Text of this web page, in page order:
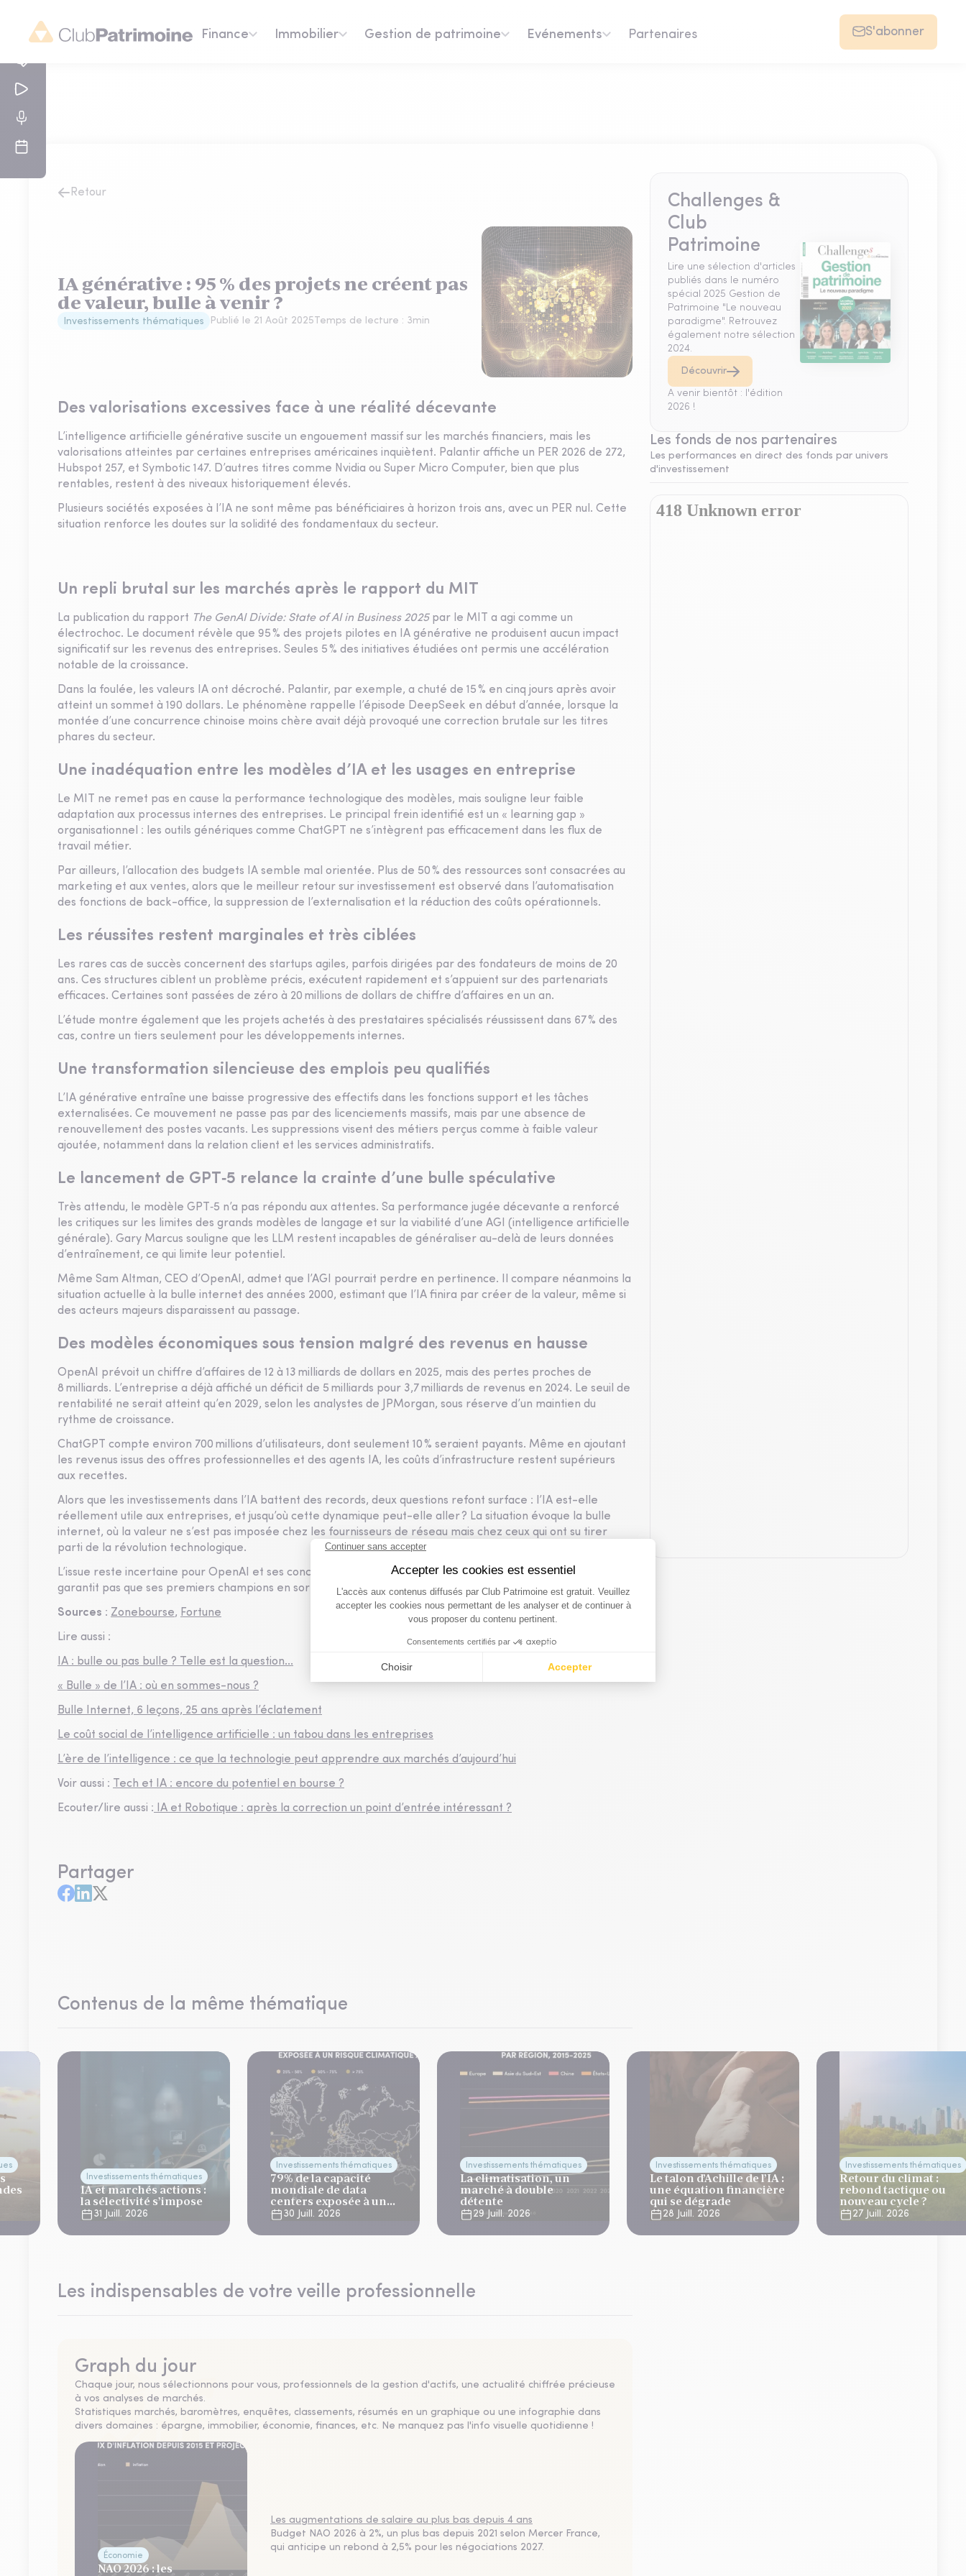
Finance Immobilier Gestion de patrimoine Evénements Partenaires S'abonner
Retour
IA générative : 95 % des projets ne créent pas
de valeur, bulle à venir ?
Investissements thématiques Publié le 21 Août 2025Temps de lecture : 3min
Des valorisations excessives face à une réalité décevante
L’intelligence artificielle générative suscite un engouement massif sur les marchés financiers, mais les
valorisations atteintes par certaines entreprises américaines inquiètent. Palantir affiche un PER 2026 de 272,
Hubspot 257, et Symbotic 147. D’autres titres comme Nvidia ou Super Micro Computer, bien que plus
rentables, restent à des niveaux historiquement élevés.
Plusieurs sociétés exposées à l’IA ne sont même pas bénéficiaires à horizon trois ans, avec un PER nul. Cette
situation renforce les doutes sur la solidité des fondamentaux du secteur.
Un repli brutal sur les marchés après le rapport du MIT
La publication du rapport The GenAI Divide: State of AI in Business 2025par le MIT a agi comme un
électrochoc. Le document révèle que 95 % des projets pilotes en IA générative ne produisent aucun impact
significatif sur les revenus des entreprises. Seules 5 % des initiatives étudiées ont permis une accélération
notable de la croissance.
Dans la foulée, les valeurs IA ont décroché. Palantir, par exemple, a chuté de 15 % en cinq jours après avoir
atteint un sommet à 190 dollars. Le phénomène rappelle l’épisode DeepSeek en début d’année, lorsque la
montée d’une concurrence chinoise moins chère avait déjà provoqué une correction brutale sur les titres
phares du secteur.
Une inadéquation entre les modèles d’IA et les usages en entreprise
Le MIT ne remet pas en cause la performance technologique des modèles, mais souligne leur faible
adaptation aux processus internes des entreprises. Le principal frein identifié est un « learning gap »
organisationnel : les outils génériques comme ChatGPT ne s’intègrent pas efficacement dans les flux de
travail métier.
Par ailleurs, l’allocation des budgets IA semble mal orientée. Plus de 50 % des ressources sont consacrées au
marketing et aux ventes, alors que le meilleur retour sur investissement est observé dans l’automatisation
des fonctions de back-office, la suppression de l’externalisation et la réduction des coûts opérationnels.
Les réussites restent marginales et très ciblées
Les rares cas de succès concernent des startups agiles, parfois dirigées par des fondateurs de moins de 20
ans. Ces structures ciblent un problème précis, exécutent rapidement et s’appuient sur des partenariats
efficaces. Certaines sont passées de zéro à 20 millions de dollars de chiffre d’affaires en un an.
L’étude montre également que les projets achetés à des prestataires spécialisés réussissent dans 67 % des
cas, contre un tiers seulement pour les développements internes.
Une transformation silencieuse des emplois peu qualifiés
L’IA générative entraîne une baisse progressive des effectifs dans les fonctions support et les tâches
externalisées. Ce mouvement ne passe pas par des licenciements massifs, mais par une absence de
renouvellement des postes vacants. Les suppressions visent des métiers perçus comme à faible valeur
ajoutée, notamment dans la relation client et les services administratifs.
Le lancement de GPT‑5 relance la crainte d’une bulle spéculative
Très attendu, le modèle GPT‑5 n’a pas répondu aux attentes. Sa performance jugée décevante a renforcé
les critiques sur les limites des grands modèles de langage et sur la viabilité d’une AGI (intelligence artificielle
générale). Gary Marcus souligne que les LLM restent incapables de généraliser au-delà de leurs données
d’entraînement, ce qui limite leur potentiel.
Même Sam Altman, CEO d’OpenAI, admet que l’AGI pourrait perdre en pertinence. Il compare néanmoins la
situation actuelle à la bulle internet des années 2000, estimant que l’IA finira par créer de la valeur, même si
des acteurs majeurs disparaissent au passage.
Des modèles économiques sous tension malgré des revenus en hausse
OpenAI prévoit un chiffre d’affaires de 12 à 13 milliards de dollars en 2025, mais des pertes proches de
8 milliards. L’entreprise a déjà affiché un déficit de 5 milliards pour 3,7 milliards de revenus en 2024. Le seuil de
rentabilité ne serait atteint qu’en 2029, selon les analystes de JPMorgan, sous réserve d’un maintien du
rythme de croissance.
ChatGPT compte environ 700 millions d’utilisateurs, dont seulement 10 % seraient payants. Même en ajoutant
les revenus issus des offres professionnelles et des agents IA, les coûts d’infrastructure restent supérieurs
aux recettes.
Alors que les investissements dans l’IA battent des records, deux questions refont surface : l’IA est-elle
réellement utile aux entreprises, et jusqu’où cette dynamique peut-elle aller ? La situation évoque la bulle
internet, où la valeur ne s’est pas imposée chez les fournisseurs de réseau mais chez ceux qui ont su tirer
parti de la révolution technologique.
L’issue reste incertaine pour OpenAI et ses concurrents. L’histoire a montré que l’explosion d’un secteur ne
garantit pas que ses premiers champions en sortiront vainqueurs.
Sources : Zonebourse, Fortune
Lire aussi :
IA : bulle ou pas bulle ? Telle est la question...
« Bulle » de l’IA : où en sommes-nous ?
Bulle Internet, 6 leçons, 25 ans après l’éclatement
Le coût social de l’intelligence artificielle : un tabou dans les entreprises
L’ère de l’intelligence : ce que la technologie peut apprendre aux marchés d’aujourd’hui
Voir aussi : Tech et IA : encore du potentiel en bourse ?
Ecouter/lire aussi : IA et Robotique : après la correction un point d’entrée intéressant ?
Partager
Contenus de la même thématique
Investissements thématiques
IA et marchés actions :
la sélectivité s’impose
31 Juill. 2026
Investissements thématiques
79% de la capacité
mondiale de data
centers exposée à un
risque climatique aigu
30 Juill. 2026
Investissements thématiques
La climatisation, un
marché à double
détente
29 Juill. 2026
Investissements thématiques
Le talon d’Achille de l’IA :
une équation financière
qui se dégrade
28 Juill. 2026
Investissements thématiques
Retour du climat :
rebond tactique ou
nouveau cycle ?
27 Juill. 2026
Les indispensables de votre veille professionnelle
Graph du jour
Chaque jour, nous sélectionnons pour vous, professionnels de la gestion d'actifs, une actualité chiffrée précieuse
à vos analyses de marchés.
Statistiques marchés, baromètres, enquêtes, classements, résumés en un graphique ou une infographie dans
divers domaines : épargne, immobilier, économie, finances, etc. Ne manquez pas l'info visuelle quotidienne !
Économie
NAO 2026 : les
Les augmentations de salaire au plus bas depuis 4 ans
Budget NAO 2026 à 2%, un plus bas depuis 2021 selon Mercer France,
qui anticipe un rebond à 2,5% pour les négociations 2027.
Challenges &
Club
Patrimoine
Lire une sélection d'articles
publiés dans le numéro
spécial 2025 Gestion de
Patrimoine "Le nouveau
paradigme". Retrouvez
également notre sélection
2024.
Découvrir
A venir bientôt : l'édition
2026 !
Les fonds de nos partenaires
Les performances en direct des fonds par univers
d'investissement